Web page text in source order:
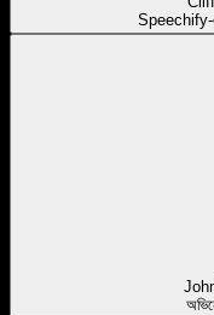
Speechify-